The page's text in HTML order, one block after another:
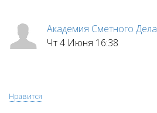
Академия Сметного Дела
Чт 4 Июня 16:38
Нравится